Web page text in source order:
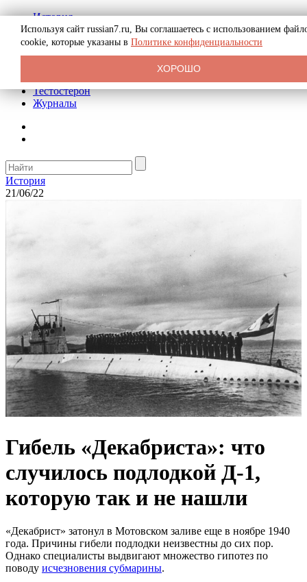
История
Биография
Криминал
Реклама на сайте
Тестостерон
Журналы
История
21/06/22
Гибель «Декабриста»: что
случилось подлодкой Д-1,
которую так и не нашли
«Декабрист» затонул в Мотовском заливе еще в ноябре 1940
года. Причины гибели подлодки неизвестны до сих пор.
Однако специалисты выдвигают множество гипотез по
поводу исчезновения субмарины.
Используя сайт russian7.ru, Вы соглашаетесь с использованием
cookie, которые указаны в Политике конфиденциальности
ХОРОШО